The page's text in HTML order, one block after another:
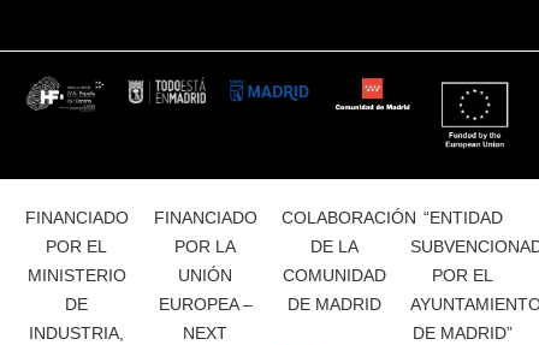
FINANCIADO
POR EL
MINISTERIO
DE
INDUSTRIA,
FINANCIADO
POR LA
UNIÓN
EUROPEA –
NEXT
COLABORACIÓN
DE LA
COMUNIDAD
DE MADRID
“ENTIDAD
POR EL
DE MADRID”